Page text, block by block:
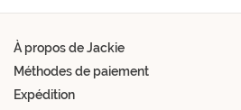
À propos de Jackie
Méthodes de paiement
Expédition